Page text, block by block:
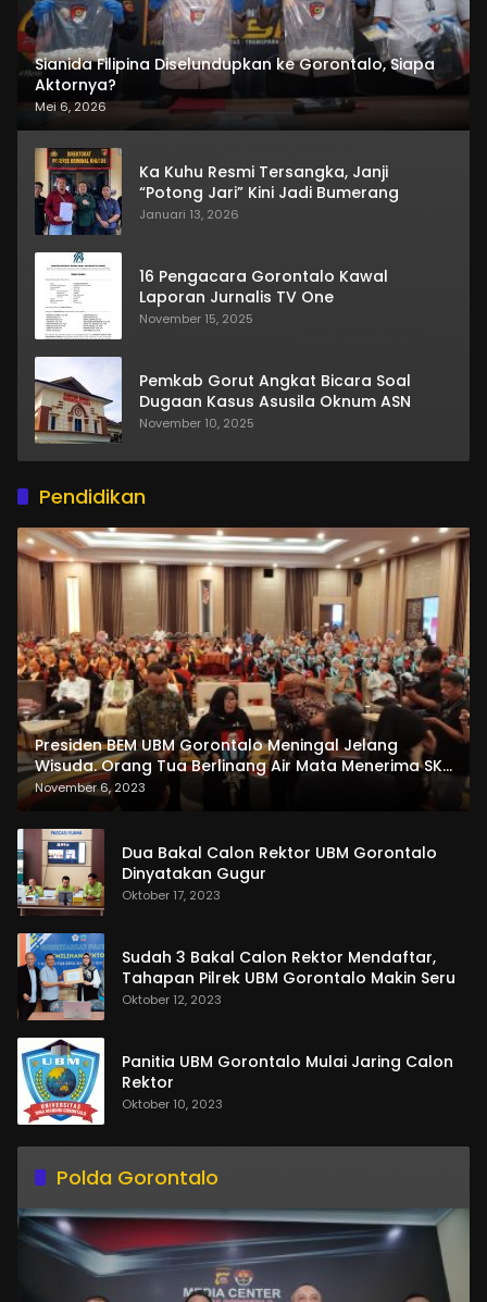
Sianida Filipina Diselundupkan ke Gorontalo, Siapa
Aktornya?
Mei 6, 2026
Ka Kuhu Resmi Tersangka, Janji
“Potong Jari” Kini Jadi Bumerang
Januari 13, 2026
16 Pengacara Gorontalo Kawal
Laporan Jurnalis TV One
November 15, 2025
Pemkab Gorut Angkat Bicara Soal
Dugaan Kasus Asusila Oknum ASN
November 10, 2025
Pendidikan
Presiden BEM UBM Gorontalo Meningal Jelang
Wisuda. Orang Tua Berlinang Air Mata Menerima SKL
dan Pemasangan Salempang
November 6, 2023
Dua Bakal Calon Rektor UBM Gorontalo
Dinyatakan Gugur
Oktober 17, 2023
Sudah 3 Bakal Calon Rektor Mendaftar,
Tahapan Pilrek UBM Gorontalo Makin Seru
Oktober 12, 2023
Panitia UBM Gorontalo Mulai Jaring Calon
Rektor
Oktober 10, 2023
Polda Gorontalo